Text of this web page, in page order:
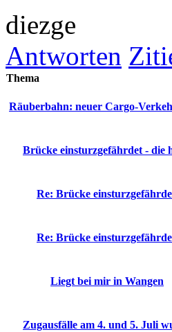
diezge
Antworten
Thema
Räuberbahn: neuer Cargo-
Brücke einsturzgefährdet - die
Re: Brücke
Re: Brücke
Liegt bei mir in Wangen
Zugausfälle am 4. und 5. Juli